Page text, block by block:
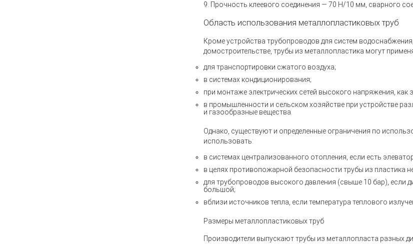
9. Прочность клеевого соединения — 70 Н/10 мм, сварного
Область использования металлопластиковых труб
Кроме устройства трубопроводов для систем
домостроительстве, трубы из металлопластика могут
для транспортировки сжатого воздуха;
в системах кондиционирования;
при монтаже электрических сетей высокого напряжения, как
в промышленности и сельском хозяйстве при устройстве
и газообразные вещества.
Однако, существуют и определенные ограничения по
использовать:
в системах централизованного отопления, если есть
в целях противопожарной безопасности трубы из пластика
для трубопроводов высокого давления (свыше 10 бар), если
большой;
вблизи источников тепла, если температура теплового
Размеры металлопластиковых труб
Производители выпускают трубы из металлопласта разных